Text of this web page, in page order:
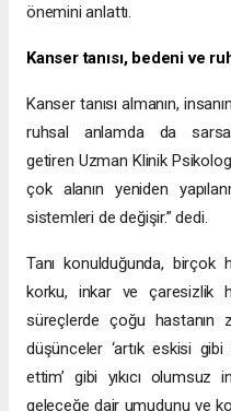
önemini anlattı.
Kanser tanısı, bedeni ve
Kanser tanısı almanın,
ruhsal anlamda da
getiren Uzman Klinik
çok alanın yeniden
sistemleri de değişir.” dedi.
Tanı konulduğunda,
korku, inkar ve çaresizlik
süreçlerde çoğu hastanın
düşünceler ‘artık eskisi
ettim’ gibi yıkıcı olumsuz
geleceğe dair umudunu ve